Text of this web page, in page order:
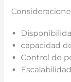
capacidad
Control de